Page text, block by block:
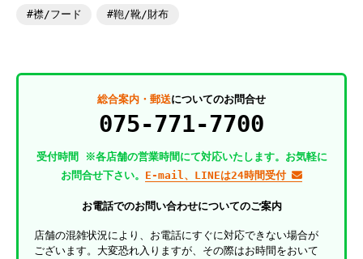
襟/フード 鞄/靴/財布
総合案内・郵送についてのお問合せ
075-771-7700
受付時間 ※各店舗の営業時間にて対応いたします。お気軽に
お問合せ下さい。 E-mail、LINEは24時間受付
お電話でのお問い合わせについてのご案内
店舗の混雑状況により、お電話にすぐに対応できない場合が
ございます。大変恐れ入りますが、その際はお時間をおいて